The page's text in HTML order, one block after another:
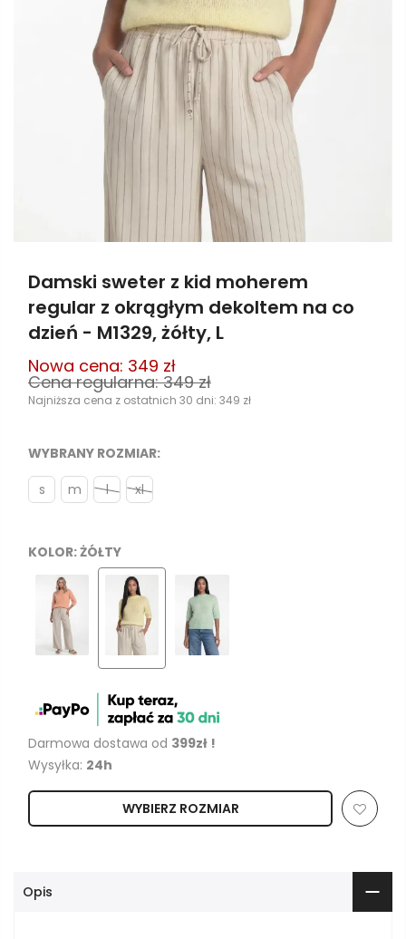
Damski sweter z kid moherem
regular z okrągłym dekoltem na co
dzień - M1329, żółty, L
Nowa cena: 349 zł
Cena regularna:349zł
Najniższa cena z ostatnich 30 dni: 349 zł
WYBRANY ROZMIAR:
s
m l xl
KOLOR:ŻÓŁTY
Darmowa dostawa od 399zł !
Wysyłka: 24h
WYBIERZ ROZMIAR
Opis